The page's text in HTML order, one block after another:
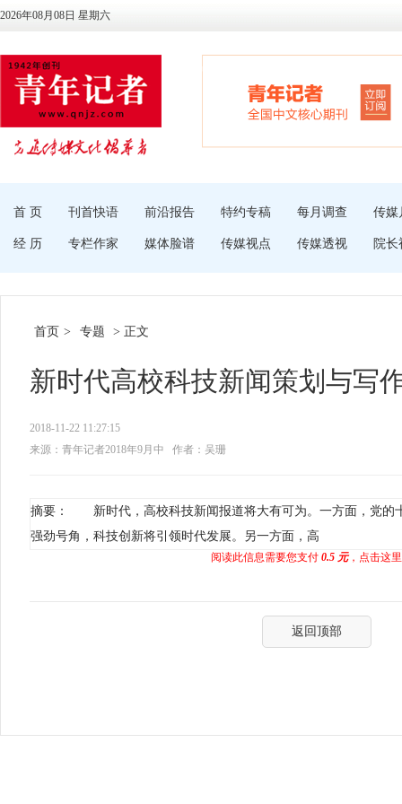
2026年08月08日 星期六
首 页 刊首快语 前沿报告 特约专稿 每月调查 传媒
经 历 专栏作家 媒体脸谱 传媒视点 传媒透视 院长
首页 > 专题 > 正文
新时代高校科技新闻策划与写
2018-11-22 11:27:15
来源：青年记者2018年9月中
作者：吴珊
摘要： 新时代，高校科技新闻报道将大有可为。一方面，党的
强劲号角，科技创新将引领时代发展。另一方面，高
阅读此信息需要您支付 0.5 元，点击这
返回顶部